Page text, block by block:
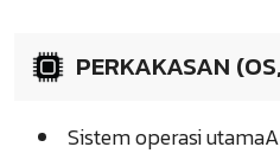
PERKAKASAN
Sistem operasi